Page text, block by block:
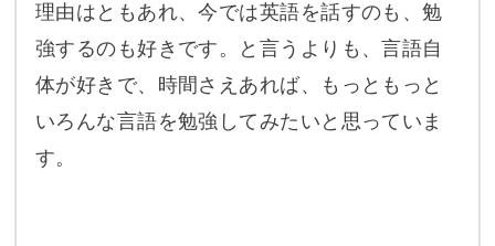
理由はともあれ、今では英語を話すのも、勉
強するのも好きです。と言うよりも、言語自
体が好きで、時間さえあれば、もっともっと
いろんな言語を勉強してみたいと思っていま
す。